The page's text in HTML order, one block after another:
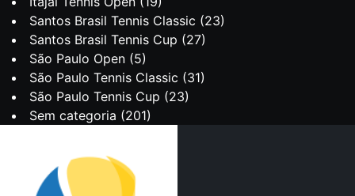
Santos Brasil Tennis Classic (23)
Santos Brasil Tennis Cup (27)
São Paulo Open (5)
São Paulo Tennis Classic (31)
São Paulo Tennis Cup (23)
Sem categoria (201)